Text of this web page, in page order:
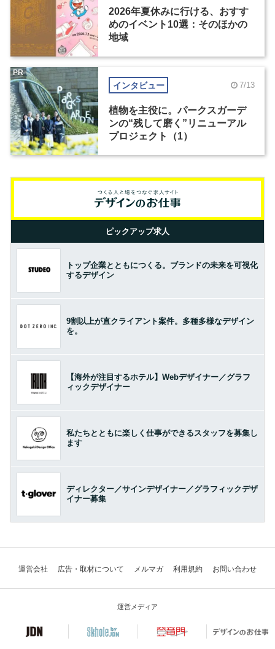
2026年夏休みに行ける、おすす
めのイベント10選：そのほかの
地域
インタビュー 7/13
植物を主役に。パークスガーデ
ンの“残して磨く”リニューアル
プロジェクト（1）
PR
ピックアップ求人
トップ企業とともにつくる。ブランドの未来を可視化
するデザイン
9割以上が直クライアント案件。多種多様なデザイン
を。
【海外が注目するホテル】Webデザイナー／グラフ
ィックデザイナー
私たちとともに楽しく仕事ができるスタッフを募集し
ます
ディレクター／サインデザイナー／グラフィックデザ
イナー募集
運営会社 広告・取材について メルマガ 利用規約 お問い合わせ
運営メディア